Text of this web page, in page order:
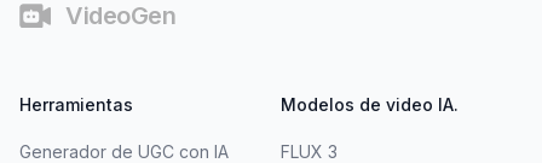
VideoGen
Herramientas
Generador de UGC con IA
Modelos de video IA.
FLUX 3